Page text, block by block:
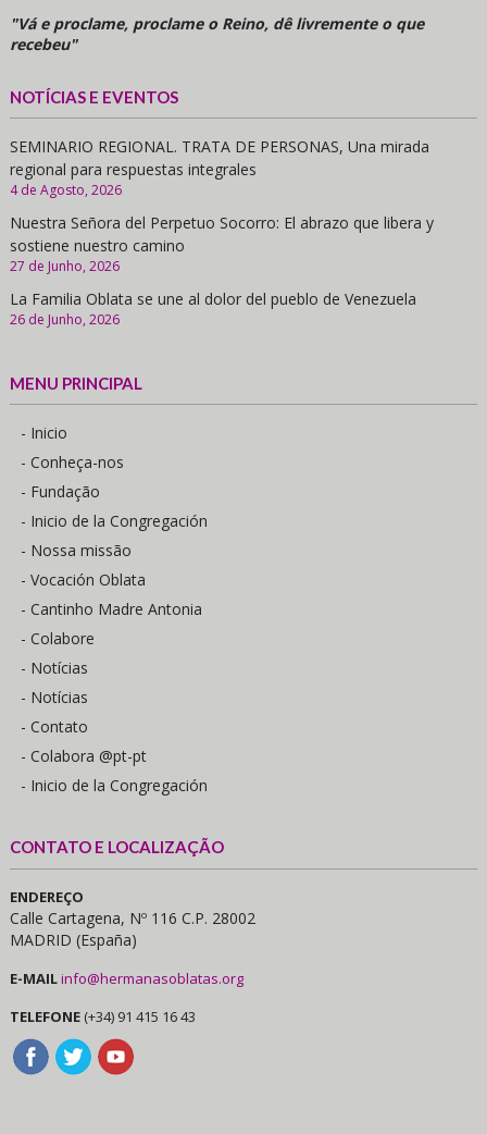
"Vá e proclame, proclame o Reino, dê livremente o que
recebeu"
NOTÍCIAS E EVENTOS
SEMINARIO REGIONAL. TRATA DE PERSONAS, Una mirada
regional para respuestas integrales
4 de Agosto, 2026
Nuestra Señora del Perpetuo Socorro: El abrazo que libera y
sostiene nuestro camino
27 de Junho, 2026
La Familia Oblata se une al dolor del pueblo de Venezuela
26 de Junho, 2026
MENU PRINCIPAL
- Inicio
- Conheça-nos
- Fundação
- Inicio de la Congregación
- Nossa missão
- Vocación Oblata
- Cantinho Madre Antonia
- Colabore
- Notícias
- Notícias
- Contato
- Colabora @pt-pt
- Inicio de la Congregación
CONTATO E LOCALIZAÇÃO
ENDEREÇO
Calle Cartagena, Nº 116 C.P. 28002
MADRID (España)
E-MAILinfo@hermanasoblatas.org
TELEFONE (+34) 91 415 16 43